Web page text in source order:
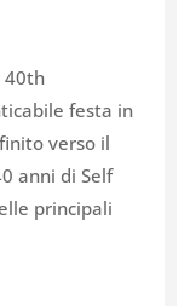
40th
festa in
verso il
anni di Self
principali